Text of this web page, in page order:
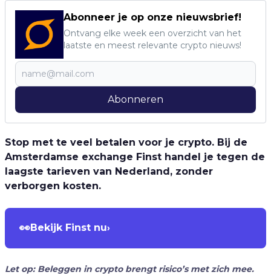
Abonneer je op onze nieuwsbrief!
Ontvang elke week een overzicht van het
laatste en meest relevante crypto nieuws!
Abonneren
Stop met te veel betalen voor je crypto. Bij de
Amsterdamse exchange Finst handel je tegen de
laagste tarieven van Nederland, zonder
verborgen kosten.
👀Bekijk Finst nu›
Let op: Beleggen in crypto brengt risico’s met zich mee.